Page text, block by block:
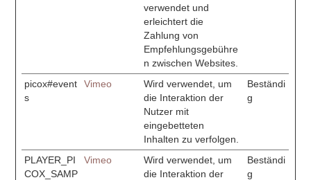
verwendet und
erleichtert die
Zahlung von
Empfehlungsgebühre
n zwischen Websites.
picox#event
s
Vimeo
Wird verwendet, um
die Interaktion der
Nutzer mit
eingebetteten
Inhalten zu verfolgen.
Beständi
g
PLAYER_PI
COX_SAMP
Vimeo
Wird verwendet, um
die Interaktion der
Beständi
g